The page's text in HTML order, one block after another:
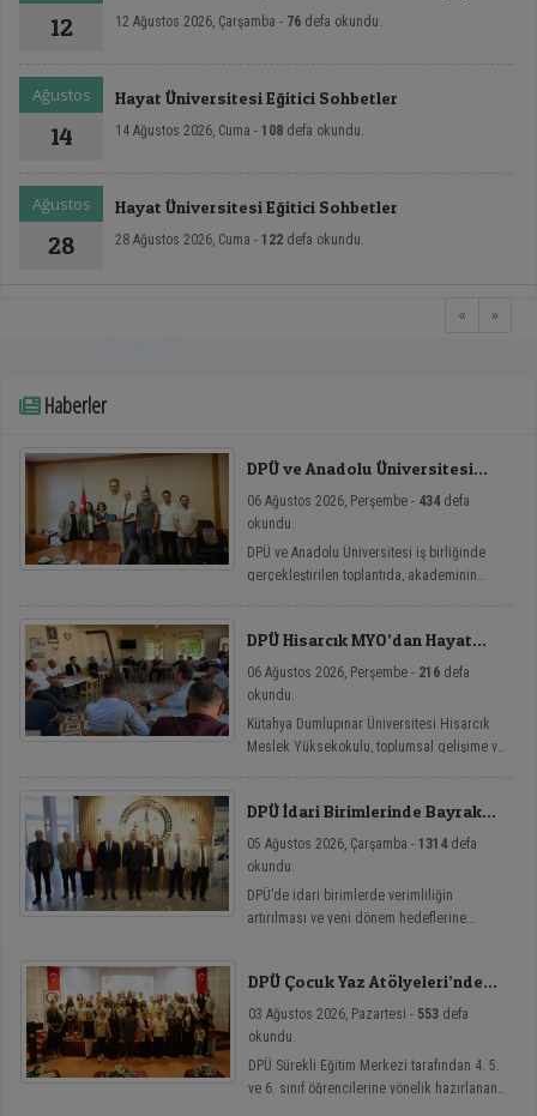
12 12 Ağustos 2026, Çarşamba - 76 defa okundu.
Ağustos
14
Hayat Üniversitesi Eğitici Sohbetler
14 Ağustos 2026, Cuma - 108 defa okundu.
Ağustos
28
Hayat Üniversitesi Eğitici Sohbetler
28 Ağustos 2026, Cuma - 122 defa okundu.
« »
Haberler
DPÜ ve Anadolu Üniversitesi
Toplantısı
06 Ağustos 2026, Perşembe - 434defa
okundu.
DPÜ ve Anadolu Üniversitesi iş birliğinde
gerçekleştirilen toplantıda, akademinin
DPÜ Hisarcık MYO’dan Hayat
06 Ağustos 2026, Perşembe - 216 defa
okundu.
Kütahya Dumlupınar Üniversitesi Hisarcık
Meslek Yüksekokulu, toplumsal gelişime ve
Sohbetler etkinlik serisi kapsamında dört
önemli söyleşiye imza attı.
DPÜ İdari Birimlerinde Bayrak
05 Ağustos 2026, Çarşamba - 1314defa
okundu.
DPÜ’de idari birimlerde verimliliğin
artırılması ve yeni dönem hedeflerine
DPÜ Çocuk Yaz Atölyeleri’nde
03 Ağustos 2026, Pazartesi - 553 defa
okundu.
DPÜ Sürekli Eğitim Merkezi tarafından 4. 5.
ve 6. sınıf öğrencilerine yönelik hazırlanan